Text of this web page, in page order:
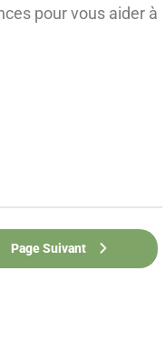
pour vous aider à
Page Suivant